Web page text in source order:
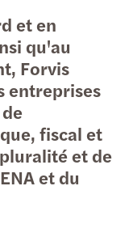
et en
qu'au
Forvis
entreprises
fiscal et
et de
et du